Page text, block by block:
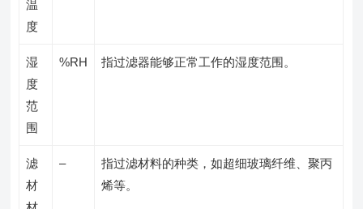
温
度
湿
度
范
围
%RH 指过滤器能够正常工作的湿度范围。
滤
材
–
指过滤材料的种类，如超细玻璃纤维、聚丙
烯等。